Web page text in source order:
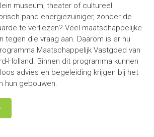
museum, theater of cultureel
pand energiezuiniger, zonder de
te verliezen? Veel maatschappelijke
tegen die vraag aan. Daarom is er nu
Maatschappelijk Vastgoed van
Holland. Binnen dit programma kunnen
advies en begeleiding krijgen bij het
hun gebouwen.